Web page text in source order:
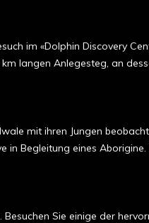
im «Dolphin Discovery
langen Anlegesteg, an
mit ihren Jungen
Begleitung eines
Sie einige der